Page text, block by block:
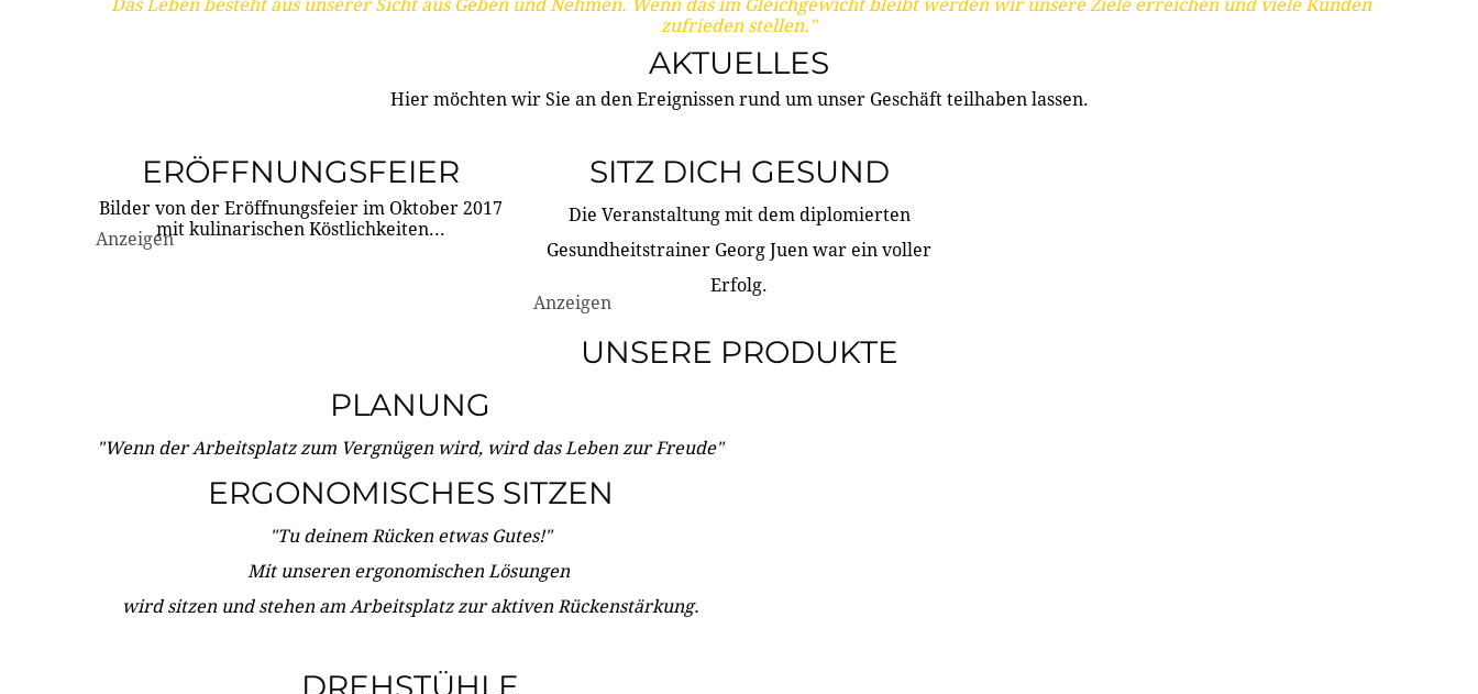
Das Leben besteht aus unserer Sicht aus Geben und Nehmen. Wenn das im Gleichgewicht bleibt werden wir unsere Ziele erreichen und viele Kunden
zufrieden stellen."
AKTUELLES
Hier möchten wir Sie an den Ereignissen rund um unser Geschäft teilhaben lassen.
ERÖFFNUNGSFEIER
Bilder von der Eröffnungsfeier im Oktober 2017
mit kulinarischen Köstlichkeiten...
Anzeigen
SITZ DICH GESUND
Die Veranstaltung mit dem diplomierten
Gesundheitstrainer Georg Juen war ein voller
Erfolg.
Anzeigen
UNSERE PRODUKTE
PLANUNG
"Wenn der Arbeitsplatz zum Vergnügen wird, wird das Leben zur Freude"
ERGONOMISCHES SITZEN
"Tu deinem Rücken etwas Gutes!"
Mit unseren ergonomischen Lösungen
wird sitzen und stehen am Arbeitsplatz zur aktiven Rückenstärkung.
DREHSTÜHLE